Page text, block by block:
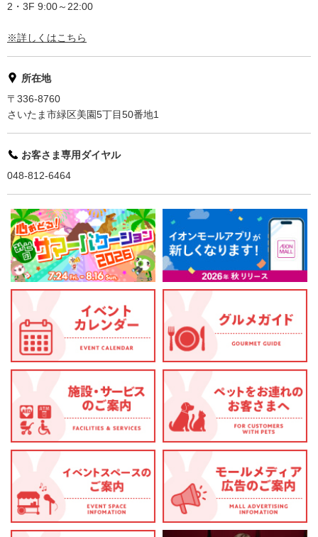
2・3F 9:00～22:00
※詳しくはこちら
所在地
〒336-8760
さいたま市緑区美園5丁目50番地1
お客さま専用ダイヤル
048-812-6464